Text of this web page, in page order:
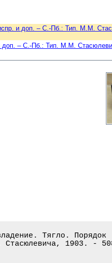
и доп. – С.-Пб.: Тип. М.М.
доп. – С.-Пб.: Тип. М.М.
Тягло. Порядок
1903. -